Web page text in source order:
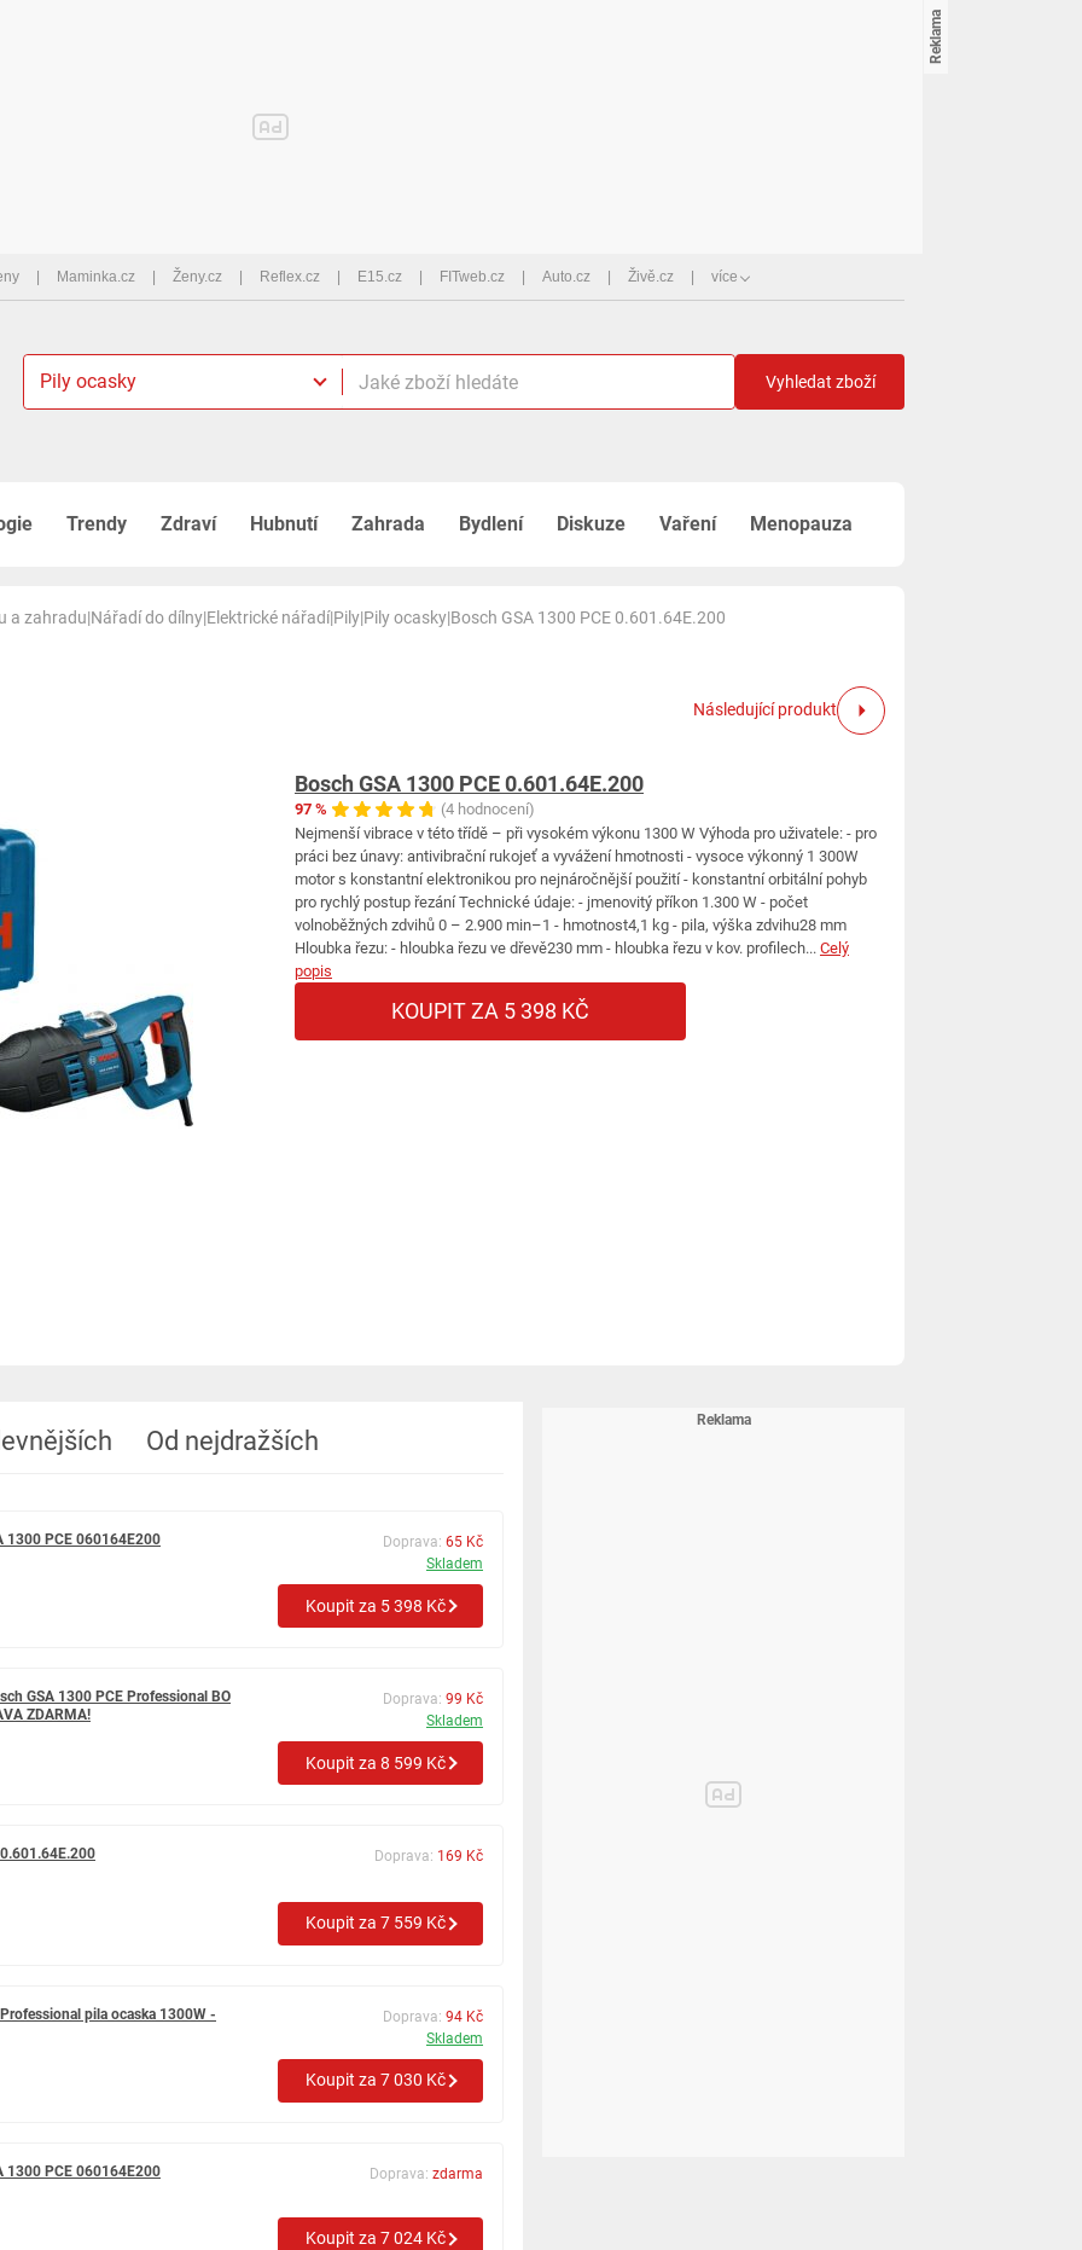
Maminka.cz Ženy.cz Reflex.cz E15.cz FITweb.cz Auto.cz Živě.cz více
Pily ocasky Vyhledat zboží
Trendy Zdraví Hubnutí Zahrada Bydlení Diskuze Vaření Menopauza
a zahradu|Nářadí do dílny|Elektrické nářadí|Pily|Pily ocasky|Bosch GSA 1300 PCE 0.601.64E.200
Následující produkt
Bosch GSA 1300 PCE 0.601.64E.200
97 %
(4 hodnocení)
Nejmenší vibrace v této třídě – při vysokém výkonu 1300 W Výhoda pro uživatele: - pro
práci bez únavy: antivibrační rukojeť a vyvážení hmotnosti - vysoce výkonný 1 300W
motor s konstantní elektronikou pro nejnáročnější použití - konstantní orbitální pohyb
pro rychlý postup řezání Technické údaje: - jmenovitý příkon 1.300 W - počet
volnoběžných zdvihů 0 – 2.900 min–1 - hmotnost4,1 kg - pila, výška zdvihu28 mm
Hloubka řezu: - hloubka řezu ve dřevě230 mm - hloubka řezu v kov. profilech... Celý
popis
KOUPIT ZA 5 398 KČ
Od nejdražších
1300 PCE 060164E200 Doprava: 65 Kč
Skladem
Koupit za 5 398 Kč
GSA 1300 PCE Professional BO
ZDARMA!
Doprava: 99 Kč
Skladem
Koupit za 8 599 Kč
Doprava: 169 Kč
Koupit za 7 559 Kč
pila ocaska 1300W -
Doprava: 94 Kč
Skladem
Koupit za 7 030 Kč
1300 PCE 060164E200 Doprava: zdarma
Koupit za 7 024 Kč